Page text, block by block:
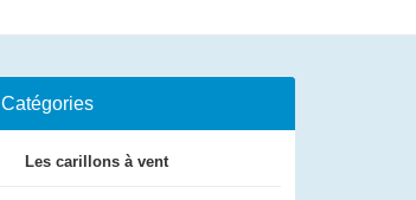
Catégories
Les carillons à vent